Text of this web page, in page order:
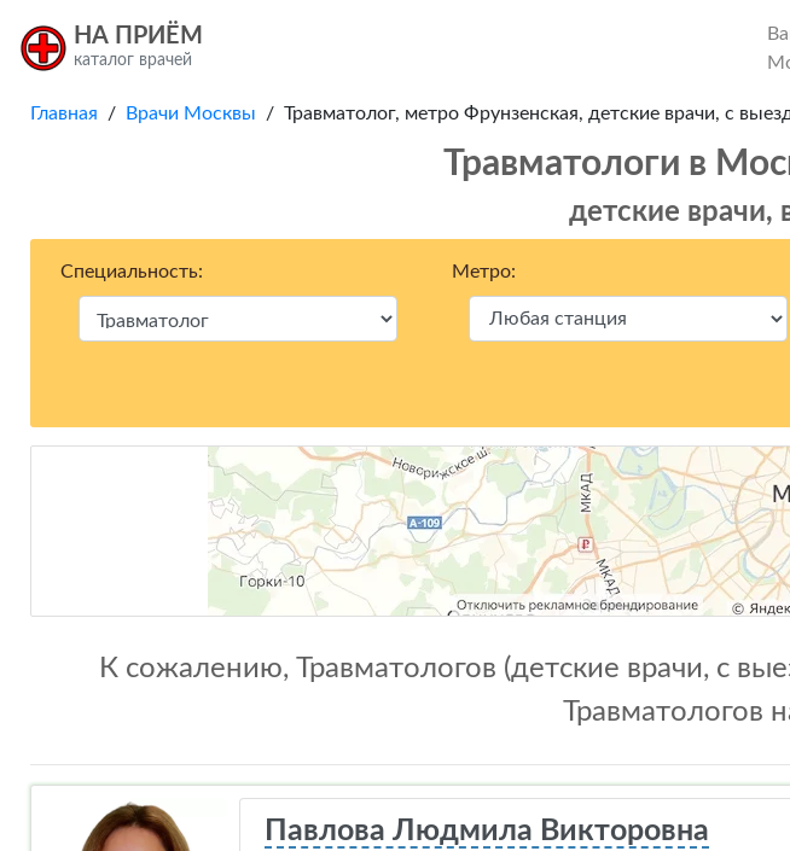
НА ПРИЁМ
каталог врачей
Главная / Врачи Москвы / Травматолог, метро Фрунзенская, детские врачи, с
Травматологи в
детские
Специальность: Метро:
К сожалению, Травматологов (детские врачи, с
Травматологов
Павлова Людмила Викторовна